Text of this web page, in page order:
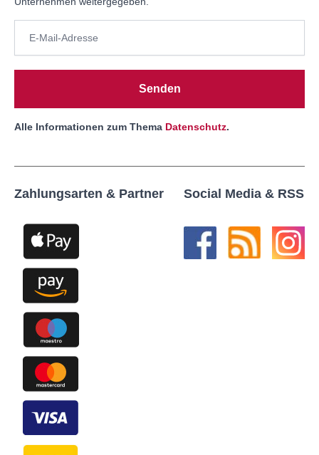
Senden
Alle Informationen zum Thema Datenschutz.
Zahlungsarten & Partner Social Media & RSS